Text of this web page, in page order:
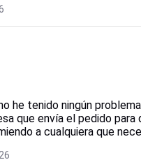
he tenido ningún
que envía el pedido
a cualquiera que